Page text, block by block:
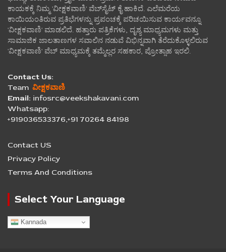
ಕಾಯಕಕ್ಕೆ ನಿಮ್ಮ 'ವೀಕ್ಷಕವಾಣಿ' ವೆಬ್‌ಸೈಟ್‌ ಕೈ ಹಾಕಿದೆ. ಎಲೆಮರೆಯ
ಕಾಯಿಯಂತಿರುವ ಪ್ರತಿಭೆಗಳನ್ನು ಪ್ರಪಂಚಕ್ಕೆ ಪರಿಚಯಿಸುವ ಕಾರ್ಯವನ್ನೂ
'ವೀಕ್ಷಕವಾಣಿ' ಮಾಡಲಿದೆ. ಹತ್ತಾರು ಪತ್ರಿಕೆಗಳು, ದೃಶ್ಯ ಮಾಧ್ಯಮಗಳು ಮತ್ತು
ಸಾಮಾಜಿಕ ಜಾಲತಾಣಗಳ ಸವಾಲಿನ ನಡುವೆ ವಿಭಿನ್ನವಾಗಿ ತೆರೆದುಕೊಳ್ಳಲಿರುವ
'ವೀಕ್ಷಕವಾಣಿ' ವೆಬ್ ಮಾಧ್ಯಮಕ್ಕೆ ತಮ್ಮೆಲ್ಲರ ಸಹಕಾರ, ಪ್ರೋತ್ಸಾಹ ಇರಲಿ.
Contact Us:
Team ವೀಕ್ಷಕವಾಣಿ
Email: infosrc@veekshakavani.com
Whatsapp:
+919036533376,+91 70264 84198
Contact US
Privacy Policy
Terms And Conditions
Select Your Language
Kannada